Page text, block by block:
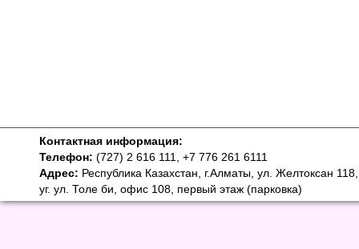
Контактная информация:
Телефон: (727) 2 616 111, +7 776 261 6111
Адрес: Республика Казахстан, г.Алматы, ул. Желтоксан 118,
уг. ул. Толе би, офис 108, первый этаж (парковка)